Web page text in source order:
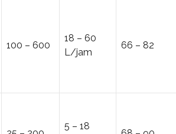
100 – 600
18 – 60
L/jam
66 – 82
5 – 18